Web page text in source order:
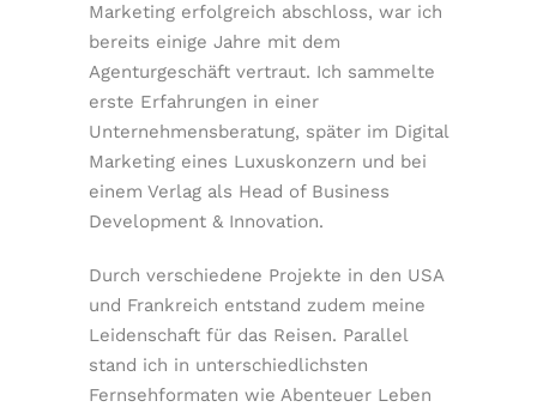
Marketing erfolgreich abschloss, war ich
bereits einige Jahre mit dem
Agenturgeschäft vertraut. Ich sammelte
erste Erfahrungen in einer
Unternehmensberatung, später im Digital
Marketing eines Luxuskonzern und bei
einem Verlag als Head of Business
Development & Innovation.
Durch verschiedene Projekte in den USA
und Frankreich entstand zudem meine
Leidenschaft für das Reisen. Parallel
stand ich in unterschiedlichsten
Fernsehformaten wie Abenteuer Leben